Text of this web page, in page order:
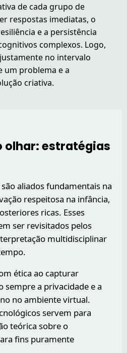
de cada grupo de
respostas imediatas, o
e a persistência
complexos. Logo,
no intervalo
um problema e a
criativa.
olhar: estratégias
aliados fundamentais na
respeitosa na infância,
ricas. Esses
ser revisitados pelos
multidisciplinar
ética ao capturar
sempre a privacidade e a
no ambiente virtual.
servem para
teórica sobre o
fins puramente